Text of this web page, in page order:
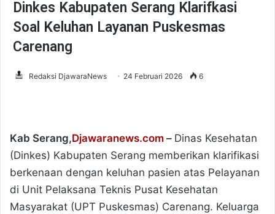
Dinkes Kabupaten Serang Klarifkasi
Soal Keluhan Layanan Puskesmas
Carenang
Redaksi DjawaraNews 24 Februari 2026 6
Kab Serang,Djawaranews.com – Dinas Kesehatan
(Dinkes) Kabupaten Serang memberikan klarifikasi
berkenaan dengan keluhan pasien atas Pelayanan
di Unit Pelaksana Teknis Pusat Kesehatan
Masyarakat (UPT Puskesmas) Carenang. Keluarga